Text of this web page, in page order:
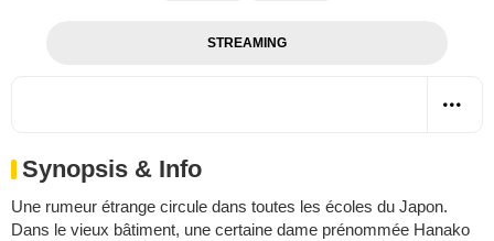
STREAMING
Synopsis & Info
Une rumeur étrange circule dans toutes les écoles du Japon.
Dans le vieux bâtiment, une certaine dame prénommée Hanako